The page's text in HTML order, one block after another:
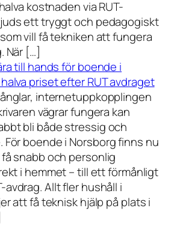
kostnaden via RUT-
ett tryggt och pedagogiskt
vill få tekniken att fungera
När […]
till hands för boende i
priset efter RUT avdraget
internetuppkopplingen
vägrar fungera kan
bli både stressig och
För boende i Norsborg finns nu
snabb och personlig
i hemmet – till ett förmånligt
avdrag. Allt fler hushåll i
att få teknisk hjälp på plats i